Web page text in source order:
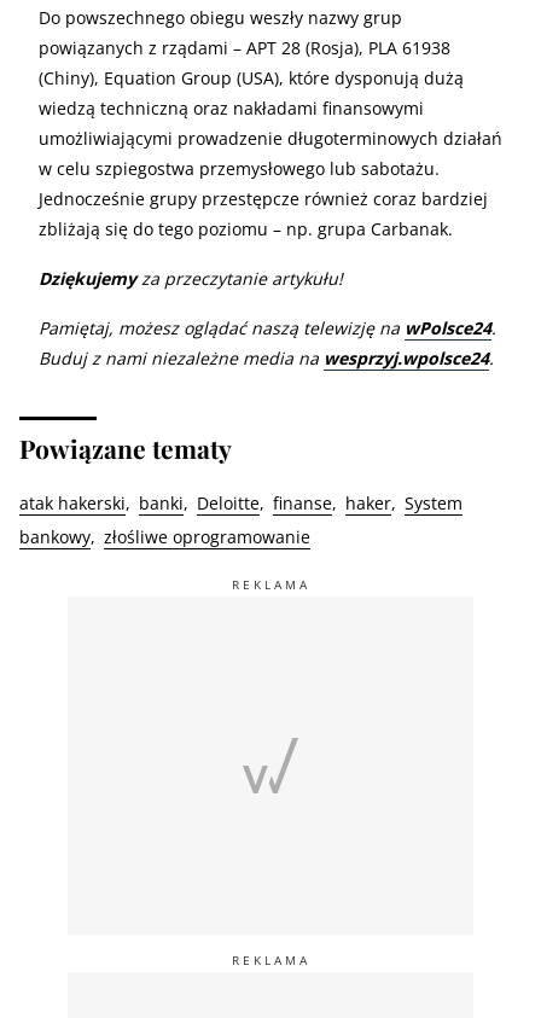
Do powszechnego obiegu weszły nazwy grup
powiązanych z rządami – APT 28 (Rosja), PLA 61938
(Chiny), Equation Group (USA), które dysponują dużą
wiedzą techniczną oraz nakładami finansowymi
umożliwiającymi prowadzenie długoterminowych działań
w celu szpiegostwa przemysłowego lub sabotażu.
Jednocześnie grupy przestępcze również coraz bardziej
zbliżają się do tego poziomu – np. grupa Carbanak.
Dziękujemyza przeczytanie artykułu!
Pamiętaj, możesz oglądać naszą telewizję na wPolsce24.
Buduj z nami niezależne media na wesprzyj.wpolsce24.
Powiązane tematy
atak hakerski banki Deloitte finanse haker System
bankowy złośliwe oprogramowanie